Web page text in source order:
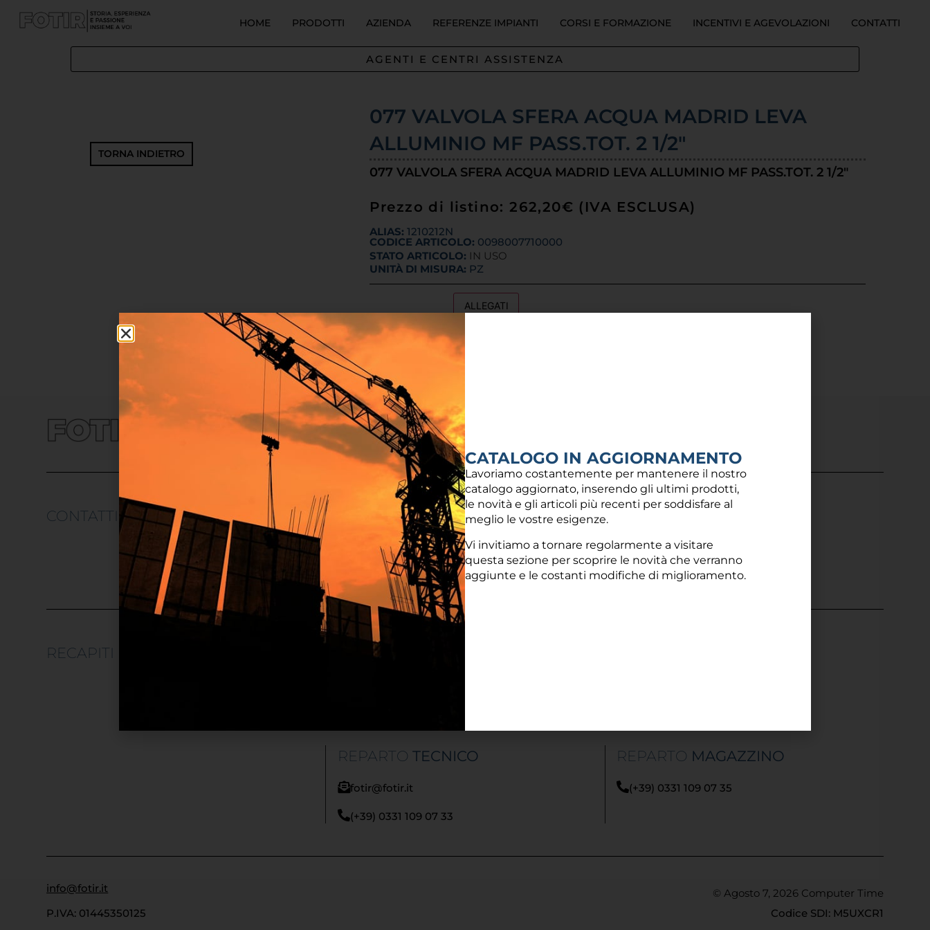
HOME PRODOTTI AZIENDA REFERENZE IMPIANTI CORSI E FORMAZIONE INCENTIVI E AGEVOLAZIONI CONTATTI
AGENTI E CENTRI ASSISTENZA
TORNA INDIETRO
077 VALVOLA SFERA ACQUA MADRID LEVA
ALLUMINIO MF PASS.TOT. 2 1/2"
077 VALVOLA SFERA ACQUA MADRID LEVA ALLUMINIO MF PASS.TOT. 2 1/2"
Prezzo di listino: 262,20€ (IVA ESCLUSA)
ALIAS: 1210212N
CODICE ARTICOLO: 0098007710000
STATO ARTICOLO: IN USO
UNITÀ DI MISURA: PZ
ALLEGATI
CONTATTI UTILI Via Damiano Chiesa, 2 - 21057 - Olgiate Olona (VA)
info@fotir.it
(+39) 0331 37 53 00
RECAPITI REPARTO
REPARTO TECNICO
fotir@fotir.it
(+39) 0331 109 07 33
REPARTO MAGAZZINO
(+39) 0331 109 07 35
info@fotir.it
© Agosto 7, 2026 Computer Time
P.IVA: 01445350125
Codice SDI: M5UXCR1
CATALOGO IN AGGIORNAMENTO
Lavoriamo costantemente per mantenere il nostro
catalogo aggiornato, inserendo gli ultimi prodotti,
le novità e gli articoli più recenti per soddisfare al
meglio le vostre esigenze.
Vi invitiamo a tornare regolarmente a visitare
questa sezione per scoprire le novità che verranno
aggiunte e le costanti modifiche di miglioramento.